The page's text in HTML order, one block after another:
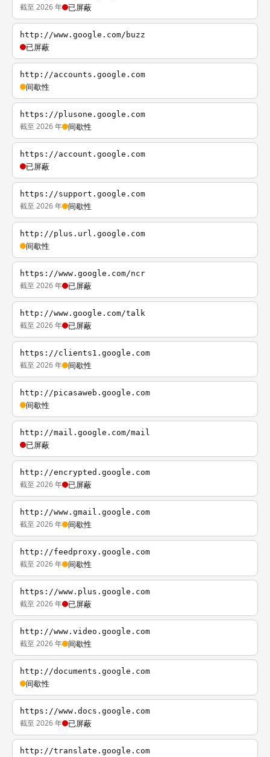
截至 2026 年 已屏蔽
http://www.google.com/buzz
已屏蔽
http://accounts.google.com
间歇性
https://plusone.google.com
截至 2026 年 间歇性
https://account.google.com
已屏蔽
https://support.google.com
截至 2026 年 间歇性
http://plus.url.google.com
间歇性
https://www.google.com/ncr
截至 2026 年 已屏蔽
http://www.google.com/talk
截至 2026 年 已屏蔽
https://clients1.google.com
截至 2026 年 间歇性
http://picasaweb.google.com
间歇性
http://mail.google.com/mail
已屏蔽
http://encrypted.google.com
截至 2026 年 已屏蔽
http://www.gmail.google.com
截至 2026 年 间歇性
http://feedproxy.google.com
截至 2026 年 间歇性
https://www.plus.google.com
截至 2026 年 已屏蔽
http://www.video.google.com
截至 2026 年 间歇性
http://documents.google.com
间歇性
https://www.docs.google.com
截至 2026 年 已屏蔽
http://translate.google.com